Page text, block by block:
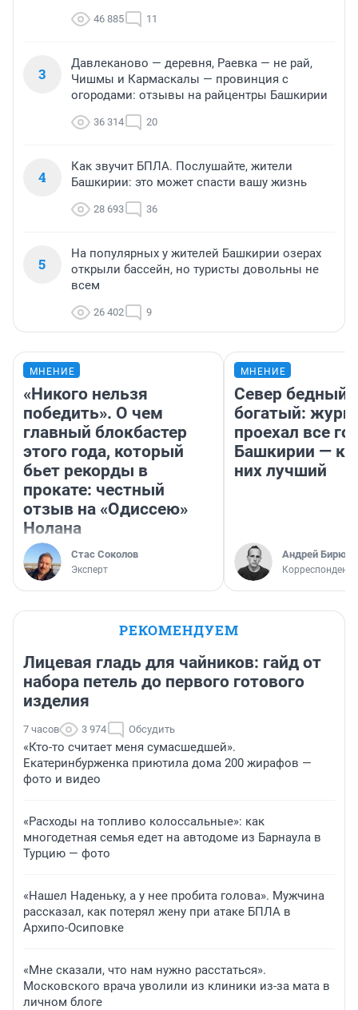
46 885 11
3
Давлеканово — деревня, Раевка — не рай,
Чишмы и Кармаскалы — провинция с
огородами: отзывы на райцентры Башкирии
36 314 20
4
Как звучит БПЛА. Послушайте, жители
Башкирии: это может спасти вашу жизнь
28 693 36
5
На популярных у жителей Башкирии озерах
открыли бассейн, но туристы довольны не
всем
26 402 9
МНЕНИЕ
«Никого нельзя
победить». О чем
главный блокбастер
этого года, который
бьет рекорды в
прокате: честный
отзыв на «Одиссею»
Нолана
Стас Соколов
Эксперт
МНЕНИЕ
Север бедный,
богатый:
проехал все
Башкирии —
них лучший
Андрей
Корреспондент
РЕКОМЕНДУЕМ
Лицевая гладь для чайников: гайд от
набора петель до первого готового
изделия
7 часов 3 974 Обсудить
«Кто-то считает меня сумасшедшей».
Екатеринбурженка приютила дома 200 жирафов —
фото и видео
«Расходы на топливо колоссальные»: как
многодетная семья едет на автодоме из Барнаула в
Турцию — фото
«Нашел Наденьку, а у нее пробита голова». Мужчина
рассказал, как потерял жену при атаке БПЛА в
Архипо-Осиповке
«Мне сказали, что нам нужно расстаться».
Московского врача уволили из клиники из-за мата в
личном блоге